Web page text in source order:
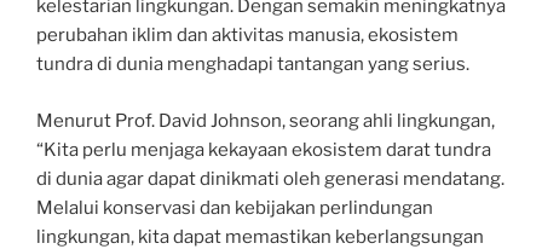
kelestarian lingkungan. Dengan semakin meningkatnya
perubahan iklim dan aktivitas manusia, ekosistem
tundra di dunia menghadapi tantangan yang serius.
Menurut Prof. David Johnson, seorang ahli lingkungan,
“Kita perlu menjaga kekayaan ekosistem darat tundra
di dunia agar dapat dinikmati oleh generasi mendatang.
Melalui konservasi dan kebijakan perlindungan
lingkungan, kita dapat memastikan keberlangsungan